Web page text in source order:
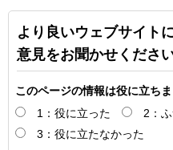
より良いウェブサイト
意見をお聞かせくださ
このページの情報は役に立ち
1：役に立った
2：
3：役に立たなかった